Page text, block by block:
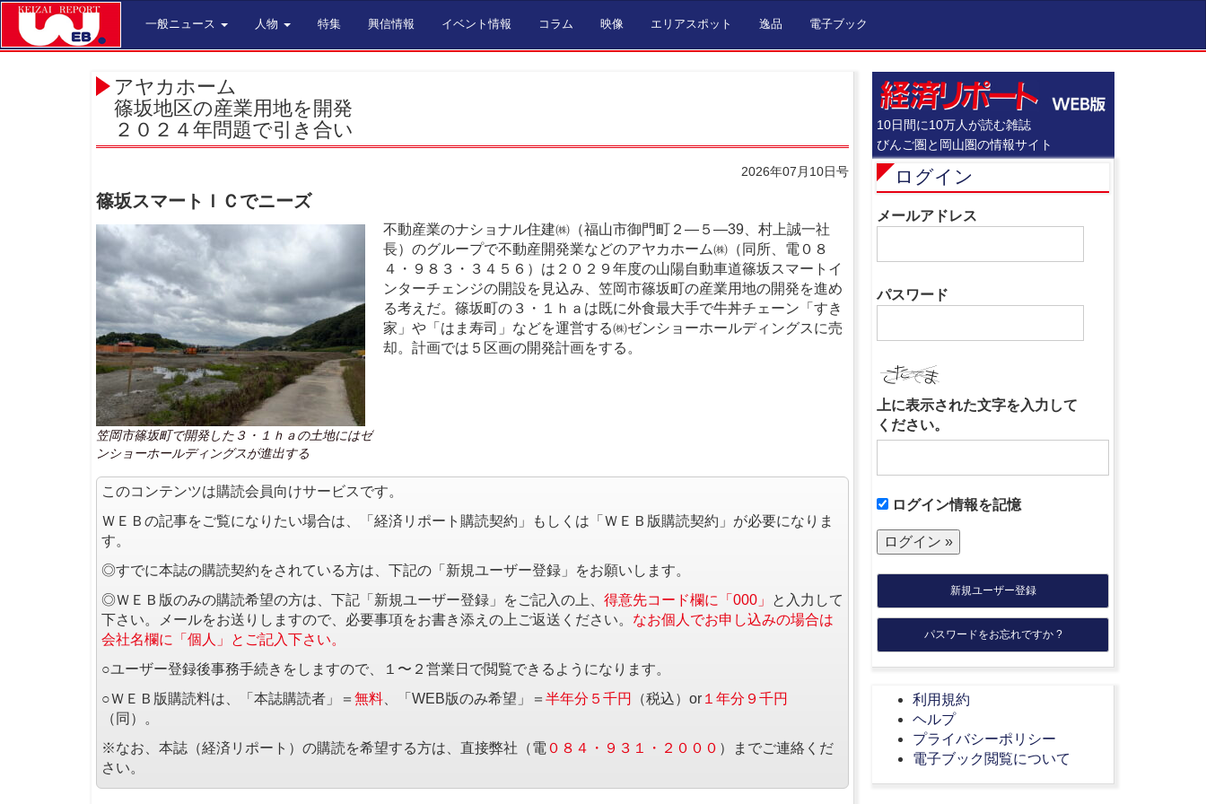
一般ニュース 人物 特集 興信情報 イベント情報 コラム 映像 エリアスポット 逸品 電子ブック
アヤカホーム
篠坂地区の産業用地を開発
２０２４年問題で引き合い
2026年07月10日号
篠坂スマートＩＣでニーズ
笠岡市篠坂町で開発した３・１ｈａの土地にはゼ
ンショーホールディングスが進出する
不動産業のナショナル住建㈱（福山市御門町２―５―39、村上誠一社
長）のグループで不動産開発業などのアヤカホーム㈱（同所、電０８
４・９８３・３４５６）は２０２９年度の山陽自動車道篠坂スマートイ
ンターチェンジの開設を見込み、笠岡市篠坂町の産業用地の開発を進め
る考えだ。篠坂町の３・１ｈａは既に外食最大手で牛丼チェーン「すき
家」や「はま寿司」などを運営する㈱ゼンショーホールディングスに売
却。計画では５区画の開発計画をする。
このコンテンツは購読会員向けサービスです。
ＷＥＢの記事をご覧になりたい場合は、「経済リポート購読契約」もしくは「ＷＥＢ版購読契約」が必要になりま
す。
◎すでに本誌の購読契約をされている方は、下記の「新規ユーザー登録」をお願いします。
◎ＷＥＢ版のみの購読希望の方は、下記「新規ユーザー登録」をご記入の上、 得意先コード欄に「000」
と入力して
下さい。メールをお送りしますので、必要事項をお書き添えの上ご返送ください。 なお個人でお申し込みの場合は
会社名欄に「個人」とご記入下さい。
○ユーザー登録後事務手続きをしますので、１〜２営業日で閲覧できるようになります。
○ＷＥＢ版購読料は、「本誌購読者」＝ 無料 、「WEB版のみ希望」＝ 半年分５千円 （税込）or １年分９千円
（同）。
※なお、本誌（経済リポート）の購読を希望する方は、直接弊社（電 ０８４・９３１・２０００ ）までご連絡くだ
さい。
10日間に10万人が読む雑誌
びんご圏と岡山圏の情報サイト
ログイン
メールアドレス
パスワード
上に表示された文字を入力して
ください。
ログイン情報を記憶
新規ユーザー登録
パスワードをお忘れですか ?
利用規約
ヘルプ
プライバシーポリシー
電子ブック閲覧について